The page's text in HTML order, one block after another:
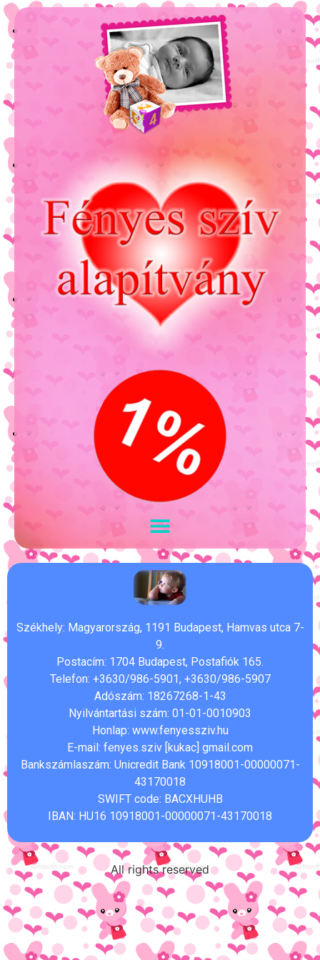
Székhely: Magyarország, 1191 Budapest, Hamvas utca 7-
9.
Postacím: 1704 Budapest, Postafiók 165.
Telefon: +3630/986-5901, +3630/986-5907
Adószám: 18267268-1-43
Nyilvántartási szám: 01-01-0010903
Honlap: www.fenyessziv.hu
E-mail: fenyes.sziv [kukac] gmail.com
Bankszámlaszám: Unicredit Bank 10918001-00000071-
43170018
SWIFT code: BACXHUHB
IBAN: HU16 10918001-00000071-43170018
All rights reserved